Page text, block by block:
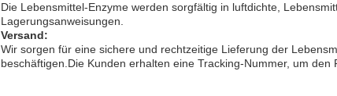
Die Lebensmittel-Enzyme werden sorgfältig in luftdichte,
Lagerungsanweisungen.
Versand:
Wir sorgen für eine sichere und rechtzeitige Lieferung der
beschäftigen.Die Kunden erhalten eine Tracking-Nummer, um den